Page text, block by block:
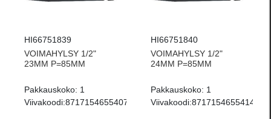
HI66751839
VOIMAHYLSY 1/2"
23MM P=85MM
Pakkauskoko: 1
Viivakoodi:8717154655407
HI66751840
VOIMAHYLSY 1/2"
24MM P=85MM
Pakkauskoko: 1
Viivakoodi:8717154655414